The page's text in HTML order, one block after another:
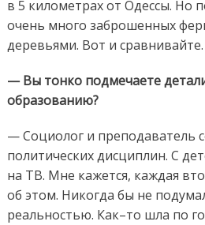
в 5 километрах от Одессы. Но
очень много заброшенных
деревьями. Вот и сравнивайте.
— Вы тонко подмечаете
образованию?
— Социолог и преподаватель
политических дисциплин. C
на ТВ. Мне кажется, каждая
об этом. Никогда бы не
реальностью. Как–то шла по